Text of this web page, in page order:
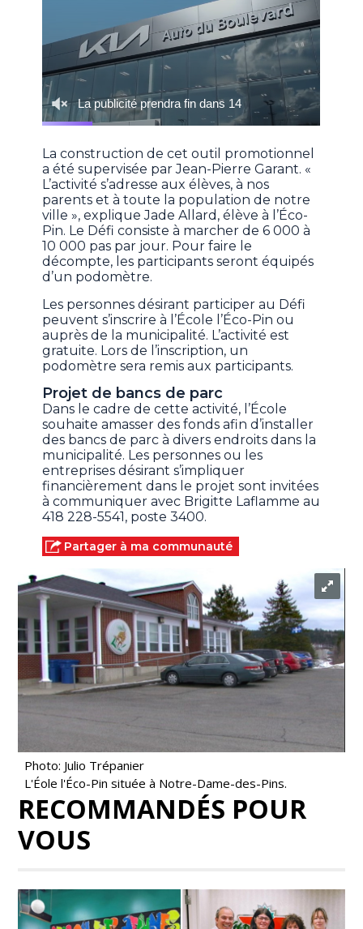
La construction de cet outil promotionnel
a été supervisée par Jean-Pierre Garant. «
L’activité s’adresse aux élèves, à nos
parents et à toute la population de notre
ville », explique Jade Allard, élève à l’Éco-
Pin. Le Défi consiste à marcher de 6 000 à
10 000 pas par jour. Pour faire le
décompte, les participants seront équipés
d’un podomètre.
Les personnes désirant participer au Défi
peuvent s’inscrire à l’École l’Éco-Pin ou
auprès de la municipalité. L’activité est
gratuite. Lors de l’inscription, un
podomètre sera remis aux participants.
Projet de bancs de parc
Dans le cadre de cette activité, l’École
souhaite amasser des fonds afin d’installer
des bancs de parc à divers endroits dans la
municipalité. Les personnes ou les
entreprises désirant s’impliquer
financièrement dans le projet sont invitées
à communiquer avec Brigitte Laflamme au
418 228-5541, poste 3400.
Partager à ma communauté
Photo: Julio Trépanier
L'Éole l'Éco-Pin située à Notre-Dame-des-Pins.
RECOMMANDÉS POUR
VOUS